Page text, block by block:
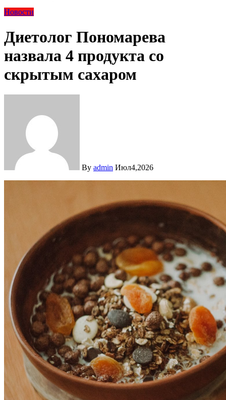
Новости
Диетолог Пономарева
назвала 4 продукта со
скрытым сахаром
By admin Июл4,2026